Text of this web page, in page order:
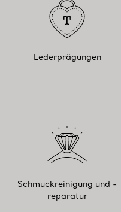
Lederprägungen
Schmuckreinigung und -
reparatur